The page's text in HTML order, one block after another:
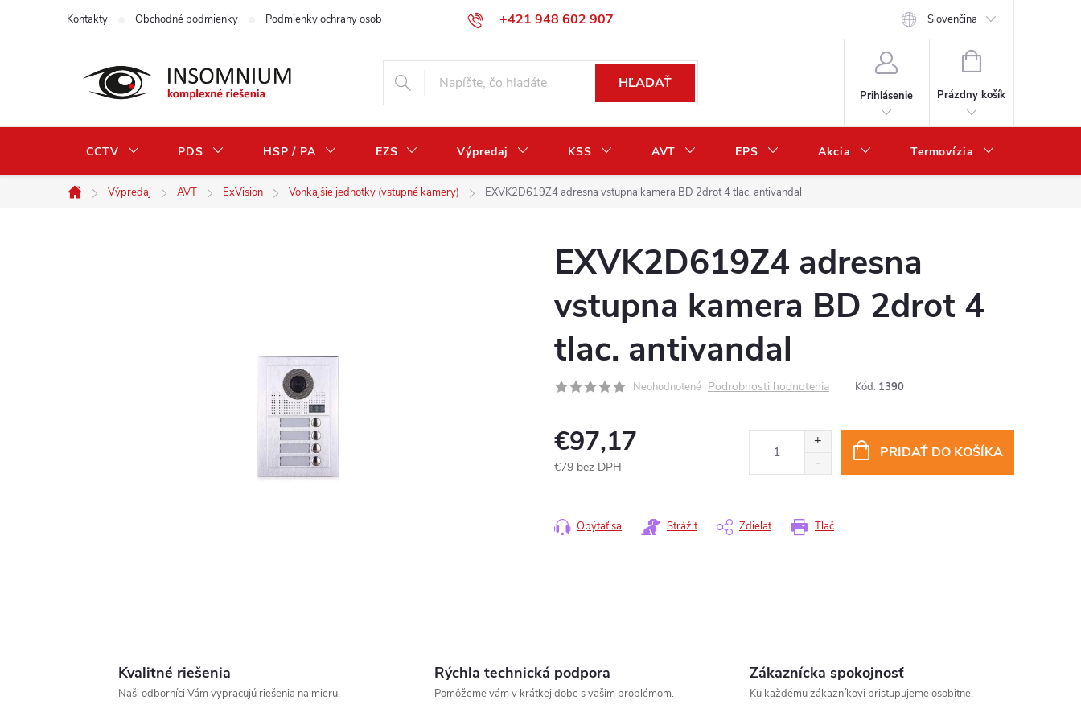
+421 948 602 907
Kontakty Obchodné podmienky Podmienky ochrany osobných údajov Odstúpenie od zmluvy / vrátenie peňazí Slovenčina
HĽADAŤ
Prihlásenie
NÁKUPNÝ
Prázdny košík
CCTV PDS HSP / PA EZS Výpredaj KSS AVT EPS Akcia Termovízia
Domov
Výpredaj AVT ExVision Vonkajšie jednotky (vstupné kamery) EXVK2D619Z4 adresna vstupna kamera BD 2drot 4 tlac. antivandal
EXVK2D619Z4 adresna
vstupna kamera BD 2drot 4
tlac. antivandal
Neohodnotené Podrobnosti hodnotenia Kód: 1390
€97,17
€79 bez DPH
cena:
PRIDAŤ DO KOŠÍKA
Tlač
Opýtať sa Strážiť Zdieľať
Kvalitné riešenia
Naši odborníci Vám vypracujú riešenia na mieru.
Rýchla technická podpora
Pomôžeme vám v krátkej dobe s vašim problémom.
Zákaznícka spokojnosť
Ku každému zákazníkovi pristupujeme osobitne.